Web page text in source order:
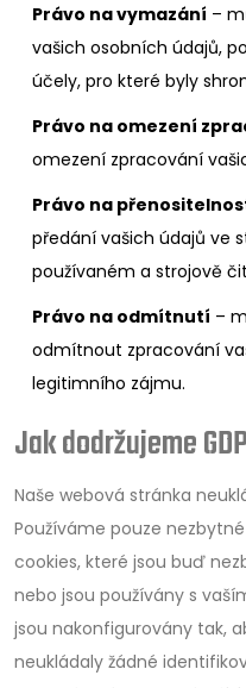
Právo na vymazání –
vašich osobních údajů,
účely, pro které byly
Právo na omezení
omezení zpracování
Právo na
předání vašich údajů ve
používaném a strojově
Právo na odmítnutí –
odmítnout zpracování
legitimního zájmu.
Jak dodržujeme
Naše webová stránka
Používáme pouze
cookies, které jsou buď
nebo jsou používány s
jsou nakonfigurovány tak,
neukládaly žádné